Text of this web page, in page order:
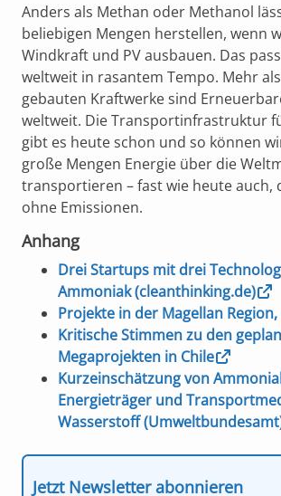
Anders als Methan oder Methanol
beliebigen Mengen herstellen, wenn
Windkraft und PV ausbauen. Das
weltweit in rasantem Tempo. Mehr
gebauten Kraftwerke sind
weltweit. Die Transportinfrastruktur
gibt es heute schon und so können
große Mengen Energie über die
transportieren – fast wie heute auch,
ohne Emissionen.
Anhang
Drei Startups mit drei
Ammoniak (cleanthinking.de)
Projekte in der Magellan Region,
Kritische Stimmen zu den
Megaprojekten in Chile
Kurzeinschätzung von
Energieträger und
Wasserstoff
Jetzt Newsletter abonnieren